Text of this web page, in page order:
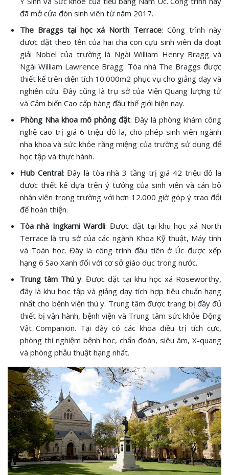
đã mở cửa đón sinh viên từ năm 2017.
The Braggs tại học xá North Terrace: Công trình này
được đặt theo tên của hai cha con cựu sinh viên đã đoạt
giải Nobel của trường là Ngài William Henry Bragg và
Ngài William Lawrence Bragg. Tòa nhà The Braggs được
thiết kế trên diện tích 10.000m2 phục vụ cho giảng dạy và
nghiên cứu. Đây cũng là trụ sở của Viện Quang lượng tử
và Cảm biến Cao cấp hàng đầu thế giới hiện nay.
Phòng Nha khoa mô phỏng đặt: Đây là phòng khám công
nghệ cao trị giá 6 triệu đô la, cho phép sinh viên ngành
nha khoa và sức khỏe răng miệng của trường sử dụng để
học tập và thực hành.
Hub Central: Đây là tòa nhà 3 tầng trị giá 42 triệu đô la
được thiết kế dựa trên ý tưởng của sinh viên và cán bộ
nhân viên trong trường với hơn 12.000 giờ góp ý trao đổi
để hoàn thiện.
Tòa nhà Ingkarni Wardli: Được đặt tại khu học xá North
Terrace là trụ sở của các ngành Khoa Kỹ thuật, Máy tính
và Toán học. Đây là công trình đầu tiên ở Úc được xếp
hạng 6 Sao Xanh đối với cơ sở giáo dục trong nước.
Trung tâm Thú y: Được đặt tại khu học xá Roseworthy,
đây là khu học tập và giảng dạy tích hợp tiêu chuẩn hạng
nhất cho bệnh viện thú y. Trung tâm được trang bị đầy đủ
thiết bị vận hành, bệnh viện và Trung tâm sức khỏe Động
Vật Companion. Tại đây có các khoa điều trị tích cực,
phòng thí nghiệm bệnh học, chẩn đoán, siêu âm, X-quang
và phòng phẫu thuật hạng nhất.